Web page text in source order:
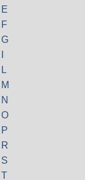
E
F
G
L
M
N
O
P
R
S
T